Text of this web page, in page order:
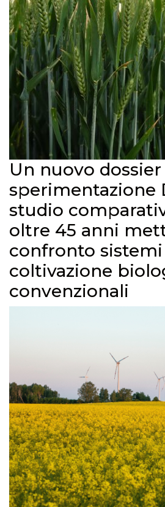
Un nuovo dossier
sperimentazione
studio
oltre 45 anni
confronto
coltivazione
convenzionali